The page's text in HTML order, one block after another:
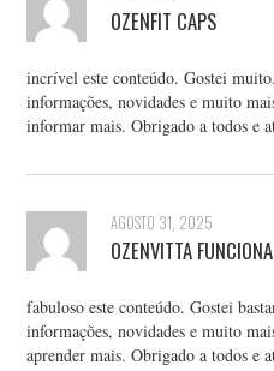
OZENFIT CAPS
incrível este conteúdo. Gostei
informações, novidades e muito
informar mais. Obrigado a todos e
AGOSTO 31, 2025
OZENVITTA
fabuloso este conteúdo. Gostei
informações, novidades e muito
aprender mais. Obrigado a todos e